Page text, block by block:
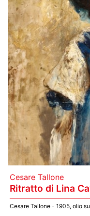
Cesare Tallone
Ritratto di Lina
Cesare Tallone - 1905, olio